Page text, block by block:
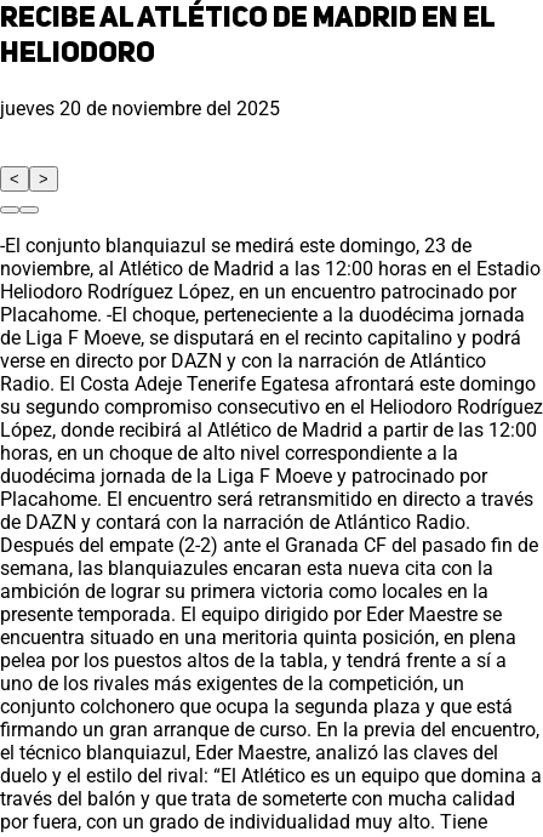
recibe al Atlético de Madrid en el
Heliodoro
jueves 20 de noviembre del 2025
< >
-El conjunto blanquiazul se medirá este domingo, 23 de
noviembre, al Atlético de Madrid a las 12:00 horas en el Estadio
Heliodoro Rodríguez López, en un encuentro patrocinado por
Placahome. -El choque, perteneciente a la duodécima jornada
de Liga F Moeve, se disputará en el recinto capitalino y podrá
verse en directo por DAZN y con la narración de Atlántico
Radio. El Costa Adeje Tenerife Egatesa afrontará este domingo
su segundo compromiso consecutivo en el Heliodoro Rodríguez
López, donde recibirá al Atlético de Madrid a partir de las 12:00
horas, en un choque de alto nivel correspondiente a la
duodécima jornada de la Liga F Moeve y patrocinado por
Placahome. El encuentro será retransmitido en directo a través
de DAZN y contará con la narración de Atlántico Radio.
Después del empate (2-2) ante el Granada CF del pasado fin de
semana, las blanquiazules encaran esta nueva cita con la
ambición de lograr su primera victoria como locales en la
presente temporada. El equipo dirigido por Eder Maestre se
encuentra situado en una meritoria quinta posición, en plena
pelea por los puestos altos de la tabla, y tendrá frente a sí a
uno de los rivales más exigentes de la competición, un
conjunto colchonero que ocupa la segunda plaza y que está
firmando un gran arranque de curso. En la previa del encuentro,
el técnico blanquiazul, Eder Maestre, analizó las claves del
duelo y el estilo del rival: “El Atlético es un equipo que domina a
través del balón y que trata de someterte con mucha calidad
por fuera, con un grado de individualidad muy alto. Tiene